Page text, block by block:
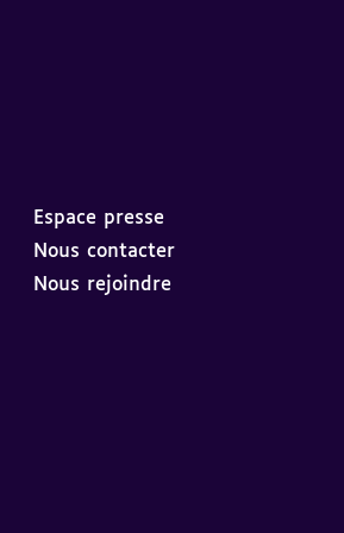
Espace presse
Nous contacter
Nous rejoindre